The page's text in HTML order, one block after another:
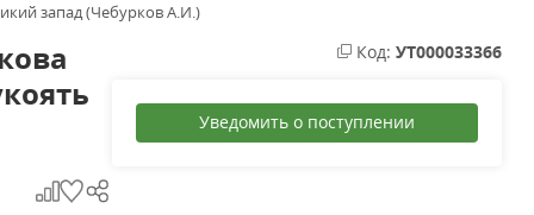
запад (Чебурков А.И.)
Код: УТ000033366
Уведомить о поступлении